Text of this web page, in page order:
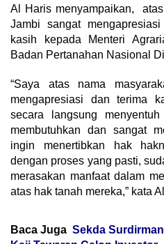
Al Haris menyampaikan,
Jambi sangat
kasih kepada Menteri
Badan Pertanahan Nasional
“Saya atas nama
mengapresiasi dan terima
secara langsung
membutuhkan dan sangat
ingin menertibkan hak
dengan proses yang pasti,
merasakan manfaat dalam
atas hak tanah mereka,” kata
Baca Juga Sekda